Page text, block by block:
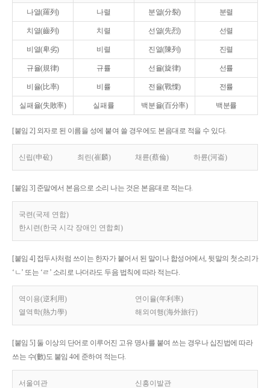
나열(羅列) 나렬 분열(分裂) 분렬
치열(齒列) 치렬 선열(先烈) 선렬
비열(卑劣) 비렬 진열(陳列) 진렬
규율(規律) 규률 선율(旋律) 선률
비율(比率) 비률 전율(戰慄) 전률
실패율(失敗率) 실패률 백분율(百分率) 백분률
[붙임 2] 외자로 된 이름을 성에 붙여 쓸 경우에도 본음대로 적을 수 있다.
신립(申砬) 최린(崔麟) 채륜(蔡倫) 하륜(河崙)
[붙임 3] 준말에서 본음으로 소리 나는 것은 본음대로 적는다.
국련(국제 연합)
한시련(한국 시각 장애인 연합회)
[붙임 4] 접두사처럼 쓰이는 한자가 붙어서 된 말이나 합성어에서, 뒷말의 첫소리가
‘ㄴ’ 또는 ‘ㄹ’ 소리로 나더라도 두음 법칙에 따라 적는다.
역이용(逆利用)
연이율(年利率)
열역학(熱力學)
해외여행(海外旅行)
[붙임 5] 둘 이상의 단어로 이루어진 고유 명사를 붙여 쓰는 경우나 십진법에 따라
쓰는 수(數)도 붙임 4에 준하여 적는다.
서울여관 신흥이발관